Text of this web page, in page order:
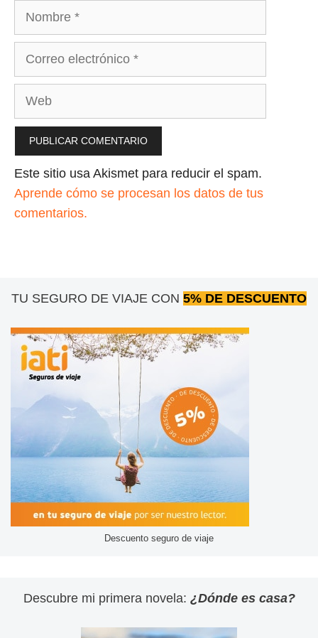
Nombre
Correo
Web
Este sitio usa Akismet para reducir el spam.
Aprende cómo se procesan los datos de tus
comentarios.
TU SEGURO DE VIAJE CON 5% DE DESCUENTO
Descuento seguro de viaje
Descubre mi primera novela: ¿Dónde es casa?